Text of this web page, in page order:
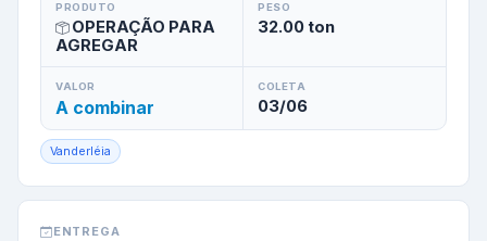
PRODUTO
OPERAÇÃO PARA
AGREGAR
PESO
32.00ton
VALOR
A combinar
COLETA
03/06
Vanderléia
ENTREGA